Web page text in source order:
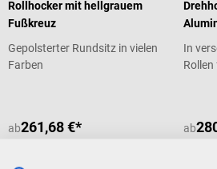
Rollhocker mit hellgrauem
Fußkreuz
Gepolsterter Rundsitz in vielen
Farben
ab261,68 €*
In
ab